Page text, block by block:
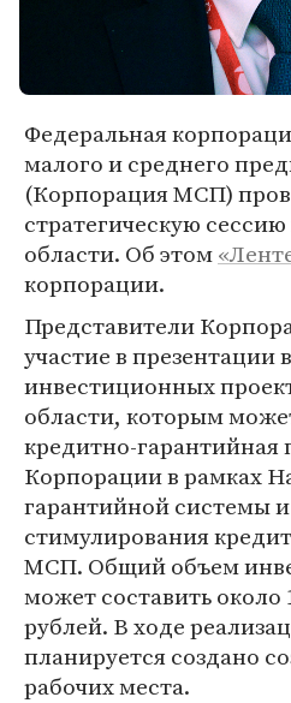
Федеральная
малого и среднего
(Корпорация МСП)
стратегическую
области. Об этом
корпорации.
Представители
участие в презентации
инвестиционных
области, которым
кредитно-гарантийная
Корпорации в рамках
гарантийной системы
стимулирования
МСП. Общий объем
может составить
рублей. В ходе
планируется создано
рабочих места.